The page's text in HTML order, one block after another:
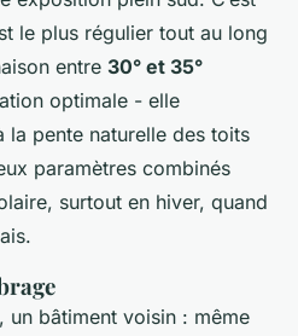
le plus régulier tout au long
entre 30° et 35°
optimale - elle
la pente naturelle des toits
paramètres combinés
surtout en hiver, quand
un bâtiment voisin : même